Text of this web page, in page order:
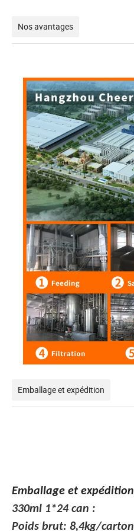
Nos avantages
Emballage et expédition
Emballage et expédition
330ml 1*24 can :
Poids brut: 8,4kg/carton